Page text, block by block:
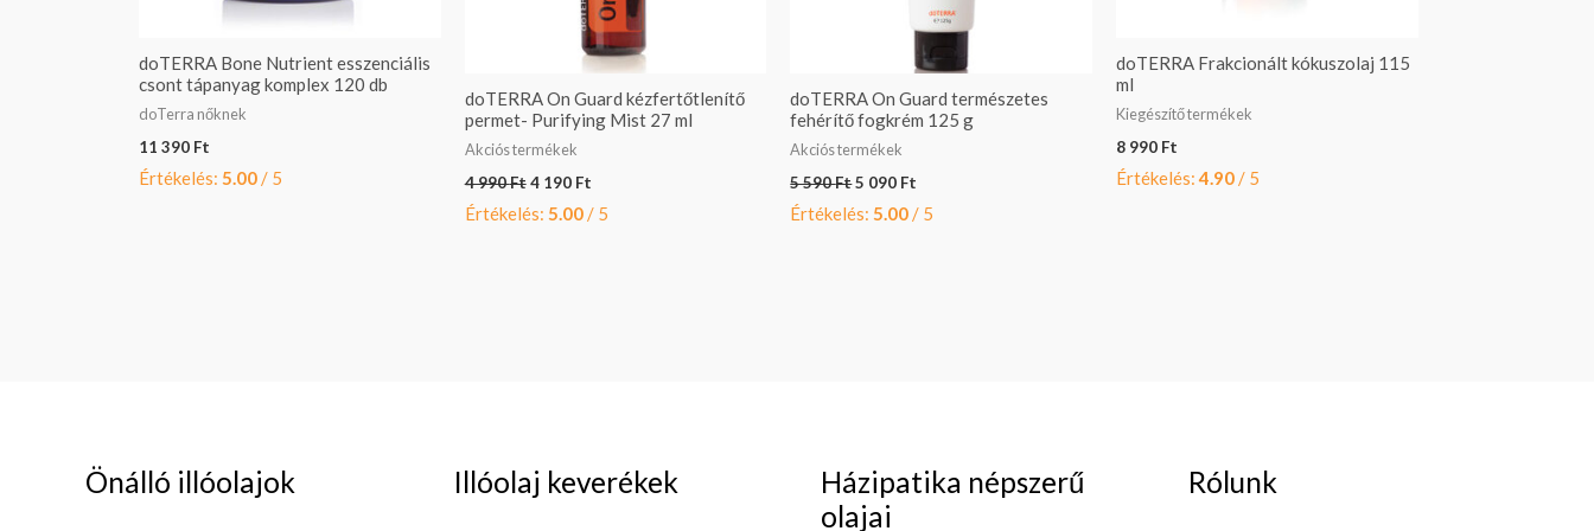
doTERRA Bone Nutrient esszenciális
csont tápanyag komplex 120 db
doTerra nőknek
11 390 Ft
Értékelés: 5.00/ 5
doTERRA On Guard kézfertőtlenítő
permet- Purifying Mist 27 ml
Akciós termékek
4 990Ft 4 190 Ft
Értékelés: 5.00/ 5
doTERRA On Guard természetes
fehérítő fogkrém 125 g
Akciós termékek
5 590Ft5 090 Ft
Értékelés:5.00/ 5
doTERRA Frakcionált kókuszolaj 115
ml
Kiegészítő termékek
8 990 Ft
Értékelés:4.90/ 5
Önálló illóolajok Illóolaj keverékek
Házipatika népszerű
olajai
Rólunk